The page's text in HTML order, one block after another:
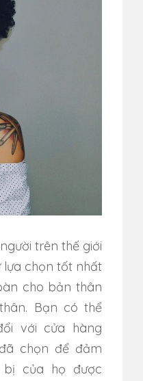
trên thế giới
lựa chọn tốt nhất
cho bản thân
Bạn có thể
với cửa hàng
chọn để đảm
của họ được